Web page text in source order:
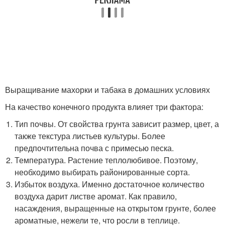
Выращивание махорки и табака в домашних условиях
На качество конечного продукта влияет три фактора:
Тип почвы. От свойства грунта зависит размер, цвет, а
также текстура листьев культуры. Более
предпочтительна почва с примесью песка.
Температура. Растение теплолюбивое. Поэтому,
необходимо выбирать районированные сорта.
Избыток воздуха. Именно достаточное количество
воздуха дарит листве аромат. Как правило,
насаждения, выращенные на открытом грунте, более
ароматные, нежели те, что росли в теплице.